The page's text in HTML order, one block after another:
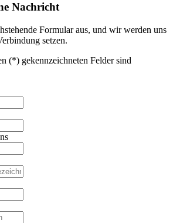
Nachricht
Formular aus, und wir werden uns
setzen.
(*) gekennzeichneten Felder sind